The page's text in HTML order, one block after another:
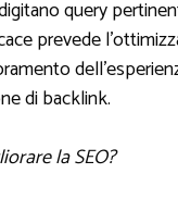
query
prevede
di backlink.
la SEO?